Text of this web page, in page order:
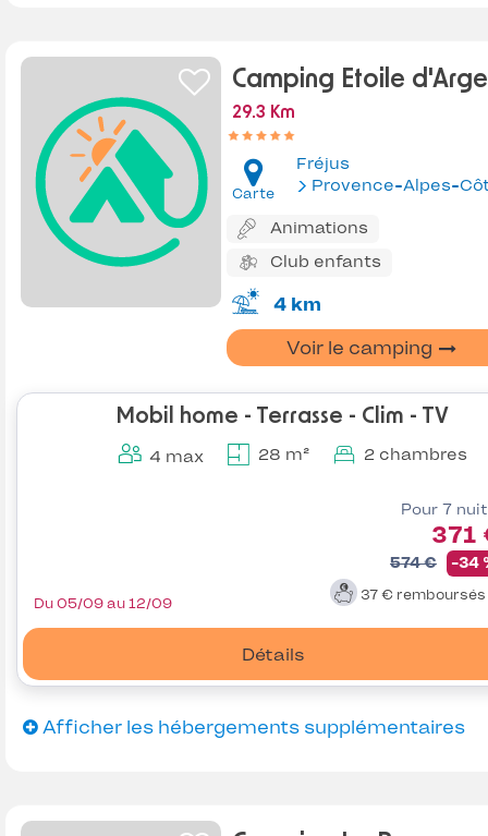
Camping Etoile
29.3 Km
Carte
Fréjus
Provence-Alpes-Côte
Animations
Club enfants
4 km
Voir le camping
Mobil home - Terrasse - Clim - TV
4 max 28 m² 2 chambres
Pour 7
371
574 € -34
37 € remboursés
Détails
Du 05/09 au 12/09
Afficher les hébergements supplémentaires